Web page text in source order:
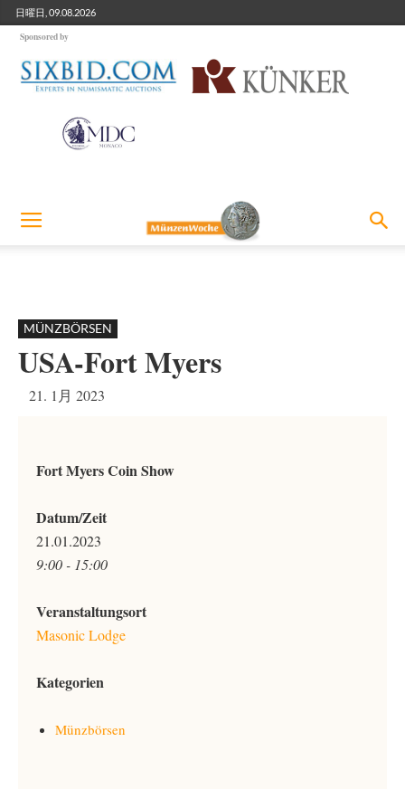
日曜日, 09.08.2026
Sponsored by
MÜNZBÖRSEN
USA-Fort Myers
21. 1月 2023
Fort Myers Coin Show
Datum/Zeit
21.01.2023
9:00 - 15:00
Veranstaltungsort
Masonic Lodge
Kategorien
Münzbörsen